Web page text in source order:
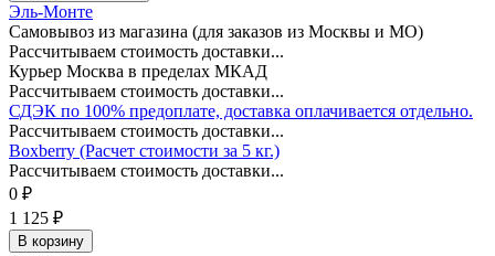
Эль-Монте
Самовывоз из магазина (для заказов из Москвы и МО)
Рассчитываем стоимость доставки...
Курьер Москва в пределах МКАД
Рассчитываем стоимость доставки...
СДЭК по 100% предоплате, доставка оплачивается отдельно.
Рассчитываем стоимость доставки...
Boxberry (Расчет стоимости за 5 кг.)
Рассчитываем стоимость доставки...
0 ₽
1 125 ₽
В корзину